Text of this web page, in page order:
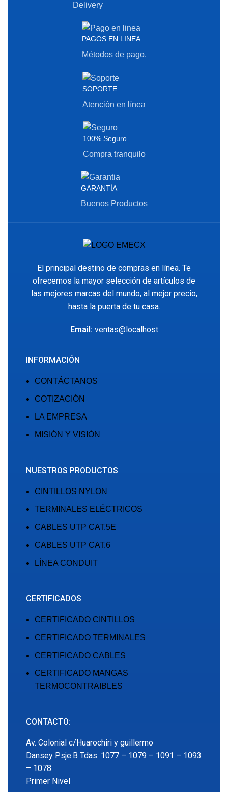
Delivery
PAGOS EN LINEA
Métodos de pago.
SOPORTE
Atención en línea
100% Seguro
Compra tranquilo
GARANTÍA
Buenos Productos
El principal destino de compras en línea. Te
ofrecemos la mayor selección de artículos de
las mejores marcas del mundo, al mejor precio,
hasta la puerta de tu casa.
Email: ventas@localhost
INFORMACIÓN
CONTÁCTANOS
COTIZACIÓN
LA EMPRESA
MISIÓN Y VISIÓN
NUESTROS PRODUCTOS
CINTILLOS NYLON
TERMINALES ELÉCTRICOS
CABLES UTP CAT.5E
CABLES UTP CAT.6
LÍNEA CONDUIT
CERTIFICADOS
CERTIFICADO CINTILLOS
CERTIFICADO TERMINALES
CERTIFICADO CABLES
CERTIFICADO MANGAS
TERMOCONTRAIBLES
CONTACTO:
Av. Colonial c/Huarochiri y guillermo
Dansey Psje.B Tdas. 1077 – 1079 – 1091 – 1093
– 1078
Primer Nivel